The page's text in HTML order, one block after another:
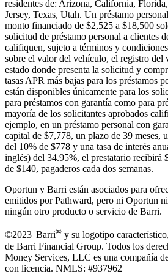
residentes de: Arizona, California,
Jersey, Texas, Utah. Un préstamo
monto financiado de $2,525 a $18,500
solicitud de préstamo personal a clientes
califiquen, sujeto a términos y
sobre el valor del vehículo, el registro del
estado donde presenta la solicitud y
tasas APR más bajas para los préstamos
están disponibles únicamente para los
para préstamos con garantía como para
mayoría de los solicitantes aprobados
ejemplo, en un préstamo personal con
capital de $7,778, un plazo de 39 meses,
del 10% de $778 y una tasa de interés
inglés) del 34.95%, el prestatario recibirá
de $140, pagaderos cada dos semanas.
Oportun y Barri están asociados para
emitidos por Pathward, pero ni Oportun
ningún otro producto o servicio de Barri.
©2023 Barri® y su logotipo
de Barri Financial Group. Todos los
Money Services, LLC es una compañía
con licencia. NMLS: #937962